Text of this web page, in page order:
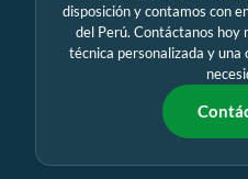
disposición y contamos con
del Perú. Contáctanos hoy
técnica personalizada y una